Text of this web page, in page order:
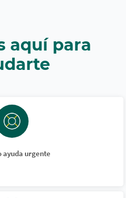
aquí para
ayuda urgente